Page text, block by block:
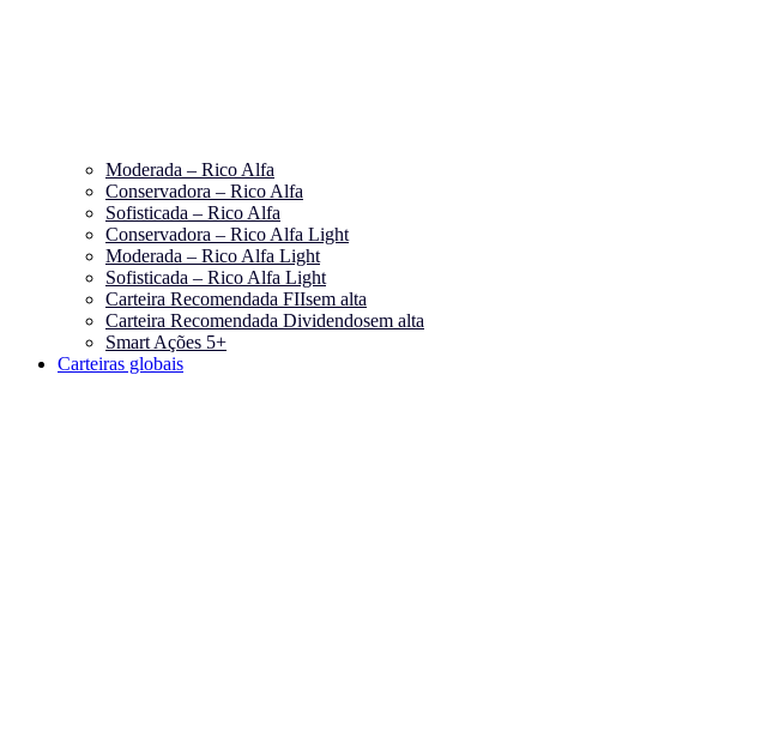
Moderada – Rico Alfa
Conservadora – Rico Alfa
Sofisticada – Rico Alfa
Conservadora – Rico Alfa Light
Moderada – Rico Alfa Light
Sofisticada – Rico Alfa Light
Carteira Recomendada FIIsem alta
Carteira Recomendada Dividendosem alta
Smart Ações 5+
Carteiras globais